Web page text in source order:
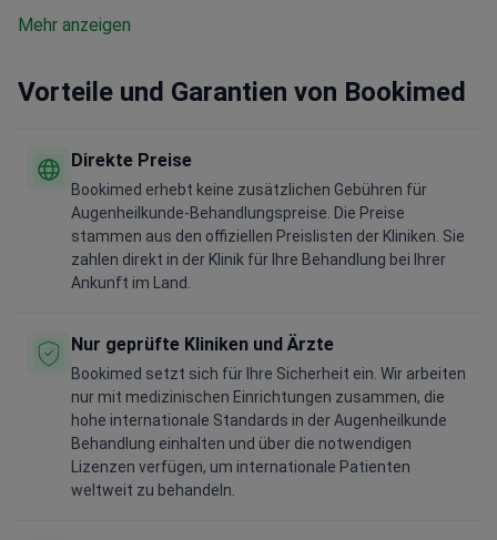
Mehr anzeigen
Vorteile und Garantien von Bookimed
Direkte Preise
Bookimed erhebt keine zusätzlichen Gebühren für
Augenheilkunde-Behandlungspreise. Die Preise
stammen aus den offiziellen Preislisten der Kliniken. Sie
zahlen direkt in der Klinik für Ihre Behandlung bei Ihrer
Ankunft im Land.
Nur geprüfte Kliniken und Ärzte
Bookimed setzt sich für Ihre Sicherheit ein. Wir arbeiten
nur mit medizinischen Einrichtungen zusammen, die
hohe internationale Standards in der Augenheilkunde
Behandlung einhalten und über die notwendigen
Lizenzen verfügen, um internationale Patienten
weltweit zu behandeln.